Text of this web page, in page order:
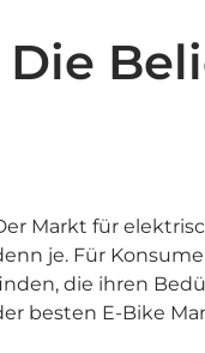
Die
Markt für
je. Für
die ihren
besten E-Bike